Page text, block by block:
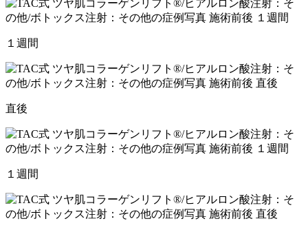
１週間
直後
１週間